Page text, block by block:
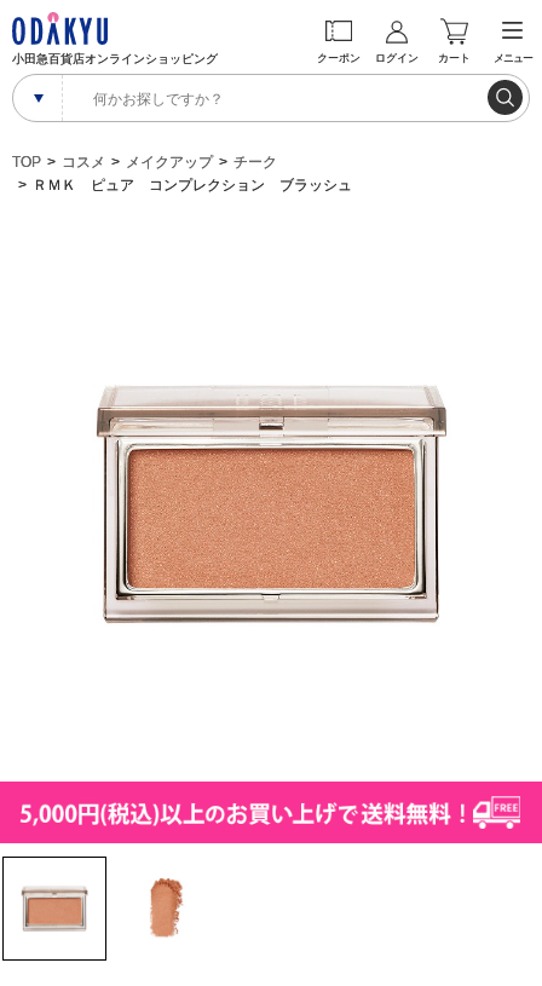
小田急百貨店オンラインショッピング クーポン ログイン カート メニュー
TOP コスメ メイクアップ
チーク
ＲＭＫ ピュア コンプレクション ブラッシュ